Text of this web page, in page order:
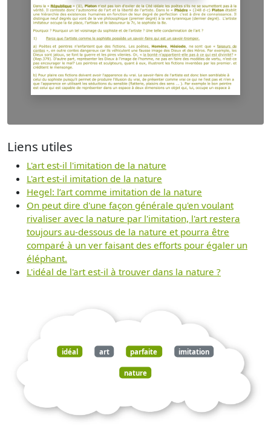
Liens utiles
L'art est-il l'imitation de la nature
L'art est-il imitation de la nature
Hegel: l’art comme imitation de la nature
On peut dire d'une façon générale qu'en voulant
rivaliser avec la nature par l'imitation, l'art restera
toujours au-dessous de la nature et pourra être
comparé à un ver faisant des efforts pour égaler un
éléphant.
L'idéal de l'art est-il à trouver dans la nature ?
idéal art parfaite imitation
nature